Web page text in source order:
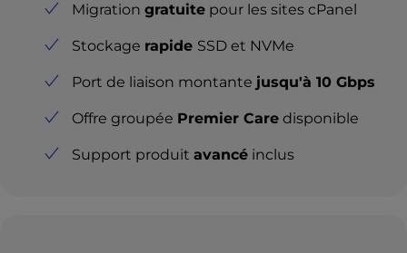
Migration gratuite pour les sites cPanel
Stockage rapide SSD et NVMe
Port de liaison montante jusqu'à 10 Gbps
Offre groupée Premier Care disponible
Support produit avancé inclus